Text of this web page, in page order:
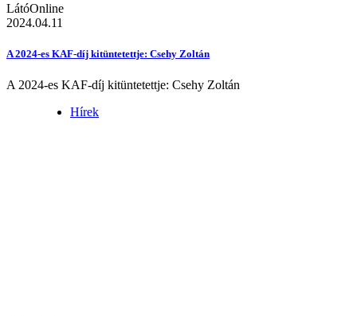
LátóOnline
2024.04.11
A 2024-es KAF-díj kitüntetettje: Csehy Zoltán
A 2024-es KAF-díj kitüntetettje: Csehy Zoltán
Hírek